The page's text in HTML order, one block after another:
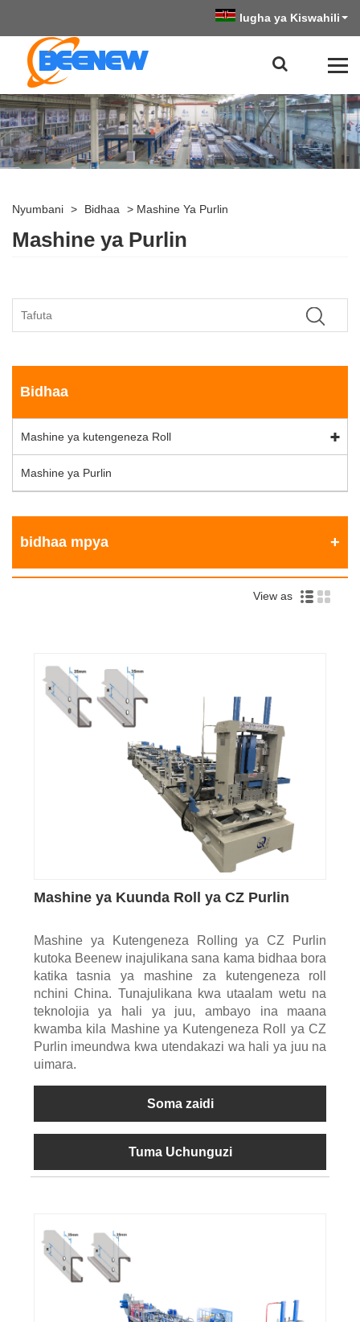
lugha ya Kiswahili
Nyumbani > Bidhaa > Mashine Ya Purlin
Mashine ya Purlin
Bidhaa
Mashine ya kutengeneza Roll
Mashine ya Purlin
bidhaa mpya
View as
Mashine ya Kuunda Roll ya CZ Purlin
Mashine ya Kutengeneza Rolling ya CZ Purlin
kutoka Beenew inajulikana sana kama bidhaa bora
katika tasnia ya mashine za kutengeneza roll
nchini China. Tunajulikana kwa utaalam wetu na
teknolojia ya hali ya juu, ambayo ina maana
kwamba kila Mashine ya Kutengeneza Roll ya CZ
Purlin imeundwa kwa utendakazi wa hali ya juu na
uimara.
Soma zaidi
Tuma Uchunguzi